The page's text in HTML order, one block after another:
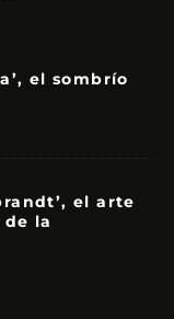
el sombrío
el arte
la